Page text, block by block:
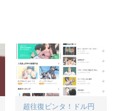
超往復ビンタ！ドル円